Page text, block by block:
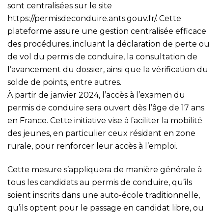
sont centralisées sur le site
https://permisdeconduire.ants.gouv.fr/. Cette
plateforme assure une gestion centralisée efficace
des procédures, incluant la déclaration de perte ou
de vol du permis de conduire, la consultation de
l’avancement du dossier, ainsi que la vérification du
solde de points, entre autres.
À partir de janvier 2024, l’accès à l’examen du
permis de conduire sera ouvert dès l’âge de 17 ans
en France. Cette initiative vise à faciliter la mobilité
des jeunes, en particulier ceux résidant en zone
rurale, pour renforcer leur accès à l’emploi.
Cette mesure s’appliquera de manière générale à
tous les candidats au permis de conduire, qu’ils
soient inscrits dans une auto-école traditionnelle,
qu’ils optent pour le passage en candidat libre, ou